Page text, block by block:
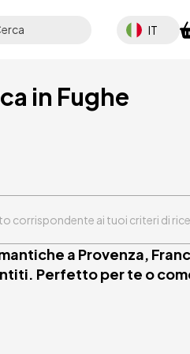
Select your
IT
in Fughe
corrispondente ai tuoi criteri di
a Provenza,
Perfetto per te o